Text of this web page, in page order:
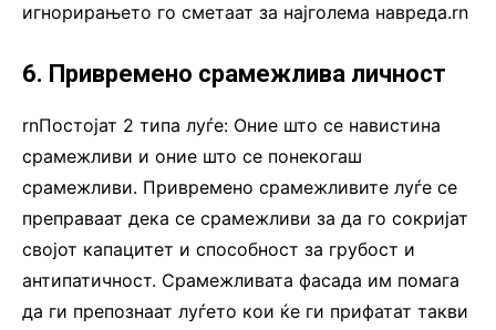
игнорирањето го сметаат за најголема навреда.rn
6. Привремено срамежлива личност
rnПостојат 2 типа луѓе: Оние што се навистина
срамежливи и оние што се понекогаш
срамежливи. Привремено срамежливите луѓе се
преправаат дека се срамежливи за да го сокријат
својот капацитет и способност за грубост и
антипатичност. Срамежливата фасада им помага
да ги препознаат луѓето кои ќе ги прифатат такви